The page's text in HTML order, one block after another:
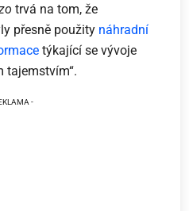
trvá na tom, že
přesně použity náhradní
týkající se vývoje
tajemstvím“.